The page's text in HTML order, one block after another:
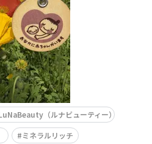
範囲で）◉必
（ルナビューティー）
ミネラルリッチ